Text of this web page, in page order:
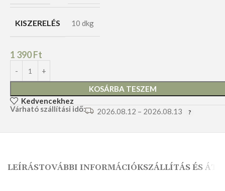
KISZERELÉS 10 dkg
1 390Ft
KOSÁRBA TESZEM
Kedvencekhez
Várható szállítási idő:
2026.08.12 – 2026.08.13
LEÍRÁSTOVÁBBI INFORMÁCIÓKSZÁLLÍTÁS ÉS